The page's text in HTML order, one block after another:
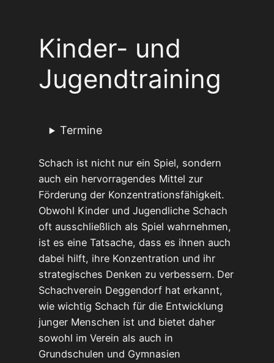
Kinder- und
Jugendtraining
Termine
Schach ist nicht nur ein Spiel, sondern
auch ein hervorragendes Mittel zur
Förderung der Konzentrationsfähigkeit.
Obwohl Kinder und Jugendliche Schach
oft ausschließlich als Spiel wahrnehmen,
ist es eine Tatsache, dass es ihnen auch
dabei hilft, ihre Konzentration und ihr
strategisches Denken zu verbessern. Der
Schachverein Deggendorf hat erkannt,
wie wichtig Schach für die Entwicklung
junger Menschen ist und bietet daher
sowohl im Verein als auch in
Grundschulen und Gymnasien